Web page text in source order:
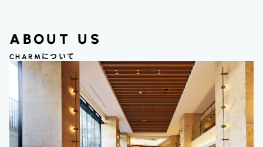
ABOUT US
CHARM について